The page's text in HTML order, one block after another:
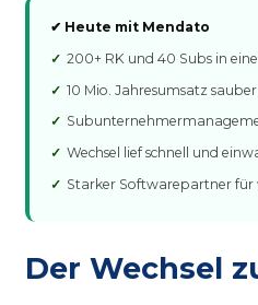
✔ Heute mit Mendato
200+ RK und 40 Subs in
10 Mio. Jahresumsatz
Wechsel lief schnell und
Starker Softwarepartner für
Der Wechsel